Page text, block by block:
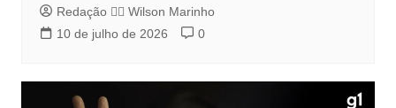
Redação 👨‍⚖️​ Wilson Marinho
10 de julho de 2026
0